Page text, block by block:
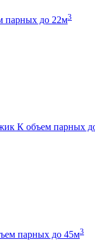
парных до 22м3
К объем парных
парных до 45м3